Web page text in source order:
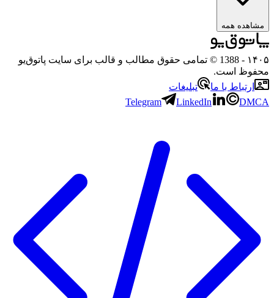
مشاهده همه
۱۴۰۵
- 1388 © تمامی حقوق مطالب و قالب برای سایت پاتوق‌یو
محفوظ است.
ارتباط با ما
تبلیغات
Telegram
LinkedIn DMCA